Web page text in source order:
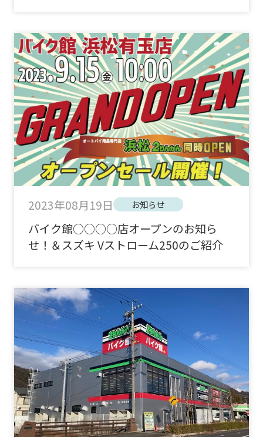
2023年08月19日 お知らせ
バイク館○○○○店オープンのお知ら
せ！＆スズキ Vストローム250のご紹介